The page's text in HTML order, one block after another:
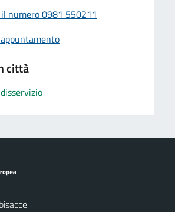
il numero 0981 550211
città